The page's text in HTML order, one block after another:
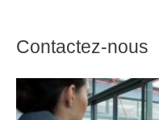
Contactez-nous